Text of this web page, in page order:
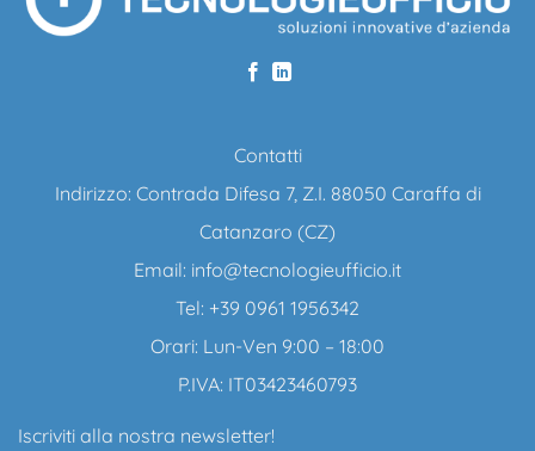
Contatti
Indirizzo: Contrada Difesa 7, Z.I. 88050 Caraffa di
Catanzaro (CZ)
Email: info@tecnologieufficio.it
Tel: +39 0961 1956342
Orari: Lun-Ven 9:00 – 18:00
P.IVA: IT03423460793
Iscriviti alla nostra newsletter!